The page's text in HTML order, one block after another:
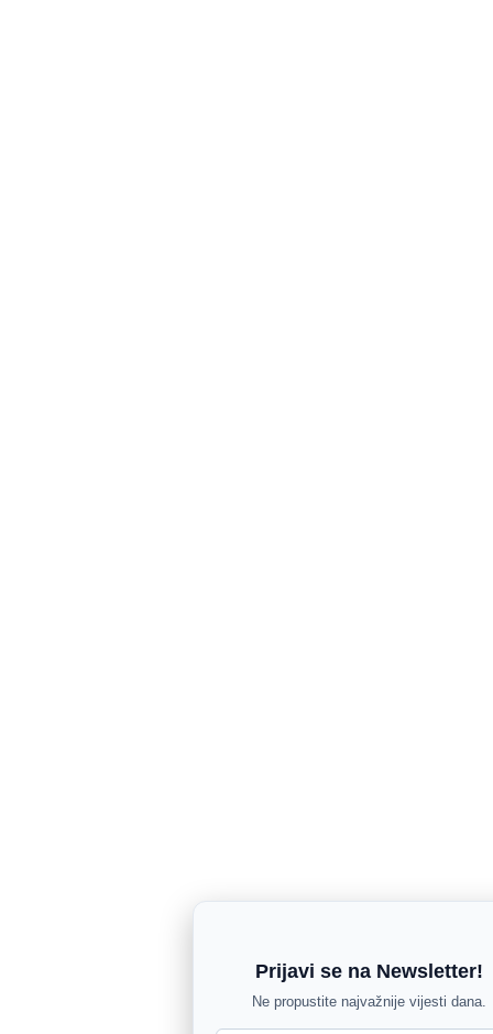
Prijavi se na Newsletter!
Ne propustite najvažnije vijesti dana.